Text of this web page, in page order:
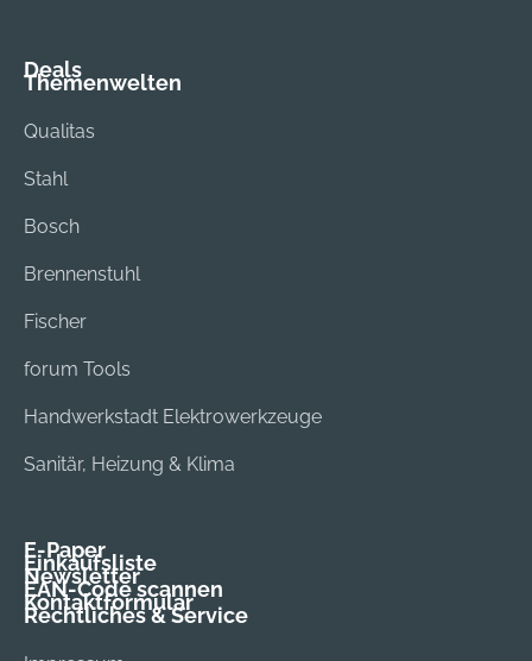
Deals
Themenwelten
Qualitas
Stahl
Bosch
Brennenstuhl
Fischer
forum Tools
Handwerkstadt Elektrowerkzeuge
Sanitär, Heizung & Klima
E-Paper
Einkaufsliste
Newsletter
EAN-Code scannen
Kontaktformular
Rechtliches & Service